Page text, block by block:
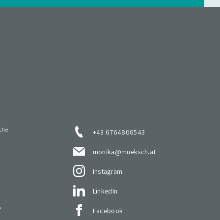
+43 6764806543
monika@mueksch.at
Instagram
LinkedIn
Facebook